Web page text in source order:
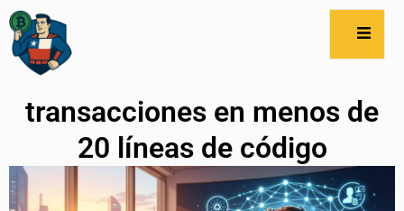
transacciones en menos de
20 líneas de código